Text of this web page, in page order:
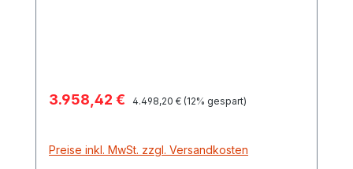
Zubehör können die Behälter
bevorraten Regenwasser für die
Verkaufspreis:
3.958,42 € Regulärer Preis:
4.498,20 € (12% gespart)
Preise inkl. MwSt. zzgl. Versandkosten